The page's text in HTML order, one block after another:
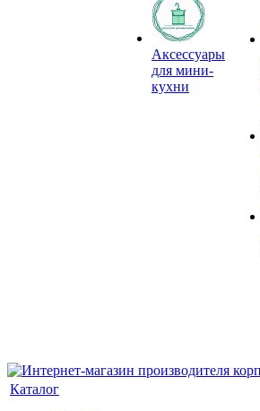
Аксессуары
для мини-
кухни
Каталог